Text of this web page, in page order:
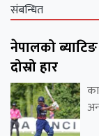
संबन्धित
नेपालको
दोस्रो हार